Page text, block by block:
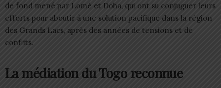
de fond mené par Lomé et Doha, qui ont su conjuguer leurs
efforts pour aboutir à une solution pacifique dans la région
des Grands Lacs, après des années de tensions et de
conflits.
La médiationduTogoreconnue